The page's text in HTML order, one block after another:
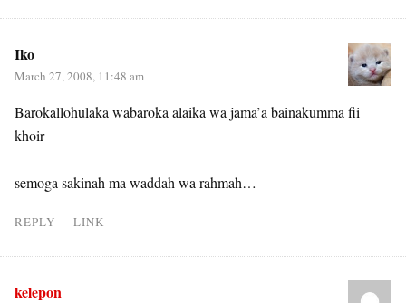
Iko
March 27, 2008, 11:48 am
Barokallohulaka wabaroka alaika wa jama’a bainakumma fii
khoir
semoga sakinah ma waddah wa rahmah…
REPLY LINK
kelepon